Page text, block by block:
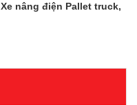
Xe nâng điện Pallet truck,